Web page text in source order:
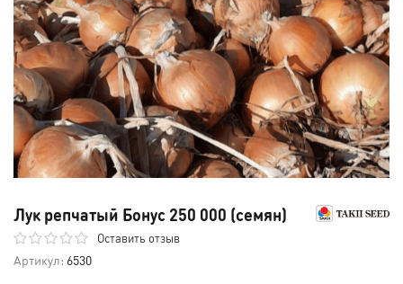
Лук репчатый Бонус 250 000 (семян)
Оставить отзыв
Артикул: 6530